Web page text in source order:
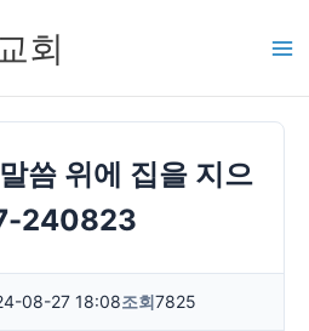
회
씀 위에 집을 지으
240823
08-27 18:08조회7825